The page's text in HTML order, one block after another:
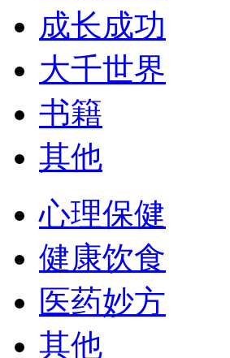
成长成功
大千世界
书籍
其他
心理保健
健康饮食
医药妙方
其他